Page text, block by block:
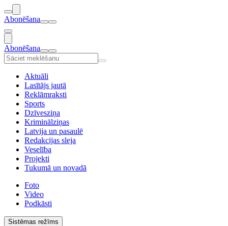
Abonēšana
Abonēšana
Aktuāli
Lasītājs jautā
Reklāmraksti
Sports
Dzīvesziņa
Kriminālziņas
Latvija un pasaulē
Redakcijas sleja
Veselība
Projekti
Tukumā un novadā
Foto
Video
Podkāsti
Sistēmas režīms